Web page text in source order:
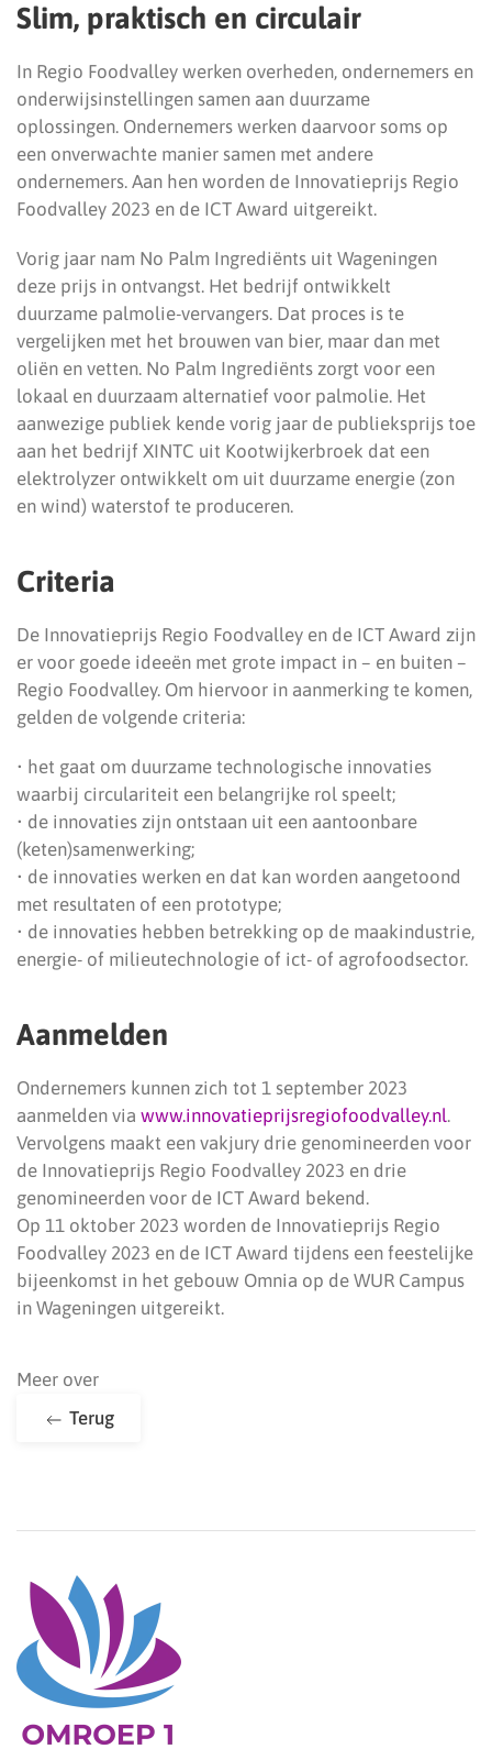
Slim, praktisch en circulair
In Regio Foodvalley werken overheden, ondernemers en
onderwijsinstellingen samen aan duurzame
oplossingen. Ondernemers werken daarvoor soms op
een onverwachte manier samen met andere
ondernemers. Aan hen worden de Innovatieprijs Regio
Foodvalley 2023 en de ICT Award uitgereikt.
Vorig jaar nam No Palm Ingrediënts uit Wageningen
deze prijs in ontvangst. Het bedrijf ontwikkelt
duurzame palmolie-vervangers. Dat proces is te
vergelijken met het brouwen van bier, maar dan met
oliën en vetten. No Palm Ingrediënts zorgt voor een
lokaal en duurzaam alternatief voor palmolie. Het
aanwezige publiek kende vorig jaar de publieksprijs toe
aan het bedrijf XINTC uit Kootwijkerbroek dat een
elektrolyzer ontwikkelt om uit duurzame energie (zon
en wind) waterstof te produceren.
Criteria
De Innovatieprijs Regio Foodvalley en de ICT Award zijn
er voor goede ideeën met grote impact in – en buiten –
Regio Foodvalley. Om hiervoor in aanmerking te komen,
gelden de volgende criteria:
• het gaat om duurzame technologische innovaties
waarbij circulariteit een belangrijke rol speelt;
• de innovaties zijn ontstaan uit een aantoonbare
(keten)samenwerking;
• de innovaties werken en dat kan worden aangetoond
met resultaten of een prototype;
• de innovaties hebben betrekking op de maakindustrie,
energie- of milieutechnologie of ict- of agrofoodsector.
Aanmelden
Ondernemers kunnen zich tot 1 september 2023
aanmelden via www.innovatieprijsregiofoodvalley.nl.
Vervolgens maakt een vakjury drie genomineerden voor
de Innovatieprijs Regio Foodvalley 2023 en drie
genomineerden voor de ICT Award bekend.
Op 11 oktober 2023 worden de Innovatieprijs Regio
Foodvalley 2023 en de ICT Award tijdens een feestelijke
bijeenkomst in het gebouw Omnia op de WUR Campus
in Wageningen uitgereikt.
Meer over
Terug